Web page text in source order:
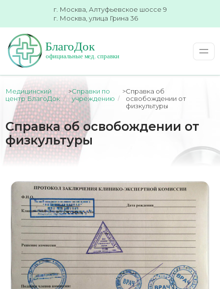
г. Москва, Алтуфьевское шоссе 9
г. Москва, улица Грина 36
Медицинский
центр БлагоДок
>Справки по
учреждению
>Справка об
освобождении от
физкультуры
Справка об освобождении от
физкультуры